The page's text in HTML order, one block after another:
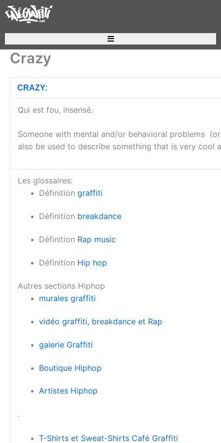
Aller
au
Crazy
CRAZY:
Qui est fou, insensé.
Someone with mental and/or behavioral problems
also be used to describe something that is very cool
Les glossaires:
Définitiongraffiti
Définition breakdance
Définition Rap music
Définition Hip hop
Autres sections Hiphop
murales graffiti
vidéo graffiti, breakdance et Rap
galerie Graffiti
Boutique Hiphop
Artistes Hiphop
.
T-Shirts et Sweat-Shirts Café Graffiti